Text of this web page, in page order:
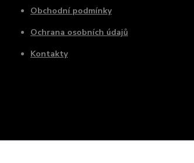
Obchodní podmínky
Ochrana osobních údajů
Kontakty